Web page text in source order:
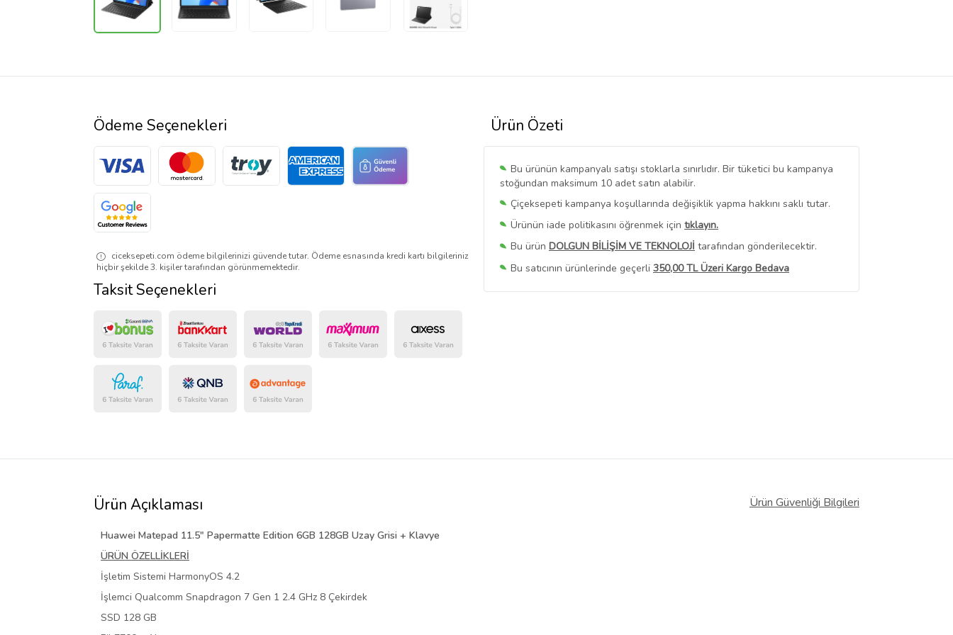
Ürün Özeti
Bu ürünün kampanyalı satışı stoklarla sınırlıdır. Bir tüketici bu kampanya
stoğundan maksimum 10 adet satın alabilir.
Çiçeksepeti kampanya koşullarında değişiklik yapma hakkını saklı tutar.
Ürünün iade politikasını öğrenmek için tıklayın.
Bu ürün DOLGUN BİLİŞİM VE TEKNOLOJİ tarafından gönderilecektir.
Bu satıcının ürünlerinde geçerli 350,00 TL Üzeri Kargo Bedava
Bu SatıcınınTüm Ürünlerini Görüntüle
Ödeme Seçenekleri
ciceksepeti.com ödeme bilgilerinizi güvende tutar. Ödeme esnasında kredi kartı bilgileriniz
hiçbir şekilde 3. kişiler tarafından görünmemektedir.
Taksit Seçenekleri
Ürün Açıklaması Ürün Güvenliği Bilgileri
Huawei Matepad 11.5" Papermatte Edition 6GB 128GB Uzay Grisi + Klavye
ÜRÜN ÖZELLİKLERİ
İşletim Sistemi HarmonyOS 4.2
İşlemci Qualcomm Snapdragon 7 Gen 1 2.4 GHz 8 Çekirdek
SSD 128 GB